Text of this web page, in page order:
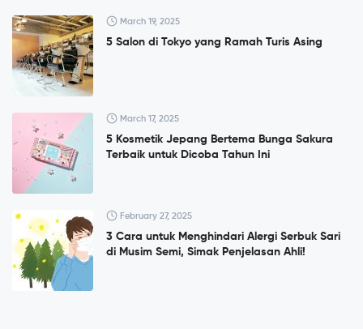
March 19, 2025
5 Salon di Tokyo yang Ramah Turis Asing
March 17, 2025
5 Kosmetik Jepang Bertema Bunga Sakura
Terbaik untuk Dicoba Tahun Ini
February 27, 2025
3 Cara untuk Menghindari Alergi Serbuk Sari
di Musim Semi, Simak Penjelasan Ahli!